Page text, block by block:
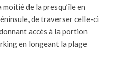
de la presqu’île en
de traverser celle-ci
accès à la portion
en longeant la plage